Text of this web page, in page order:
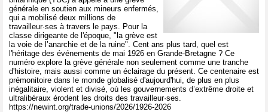
générale en soutien aux mineurs enfermés,
qui a mobilisé deux millions de
travailleur·ses à travers le pays. Pour la
classe dirigeante de l'époque, "la grève est
la voie de l’anarchie et de la ruine". Cent ans plus tard, quel est
l'héritage des événements de mai 1926 en Grande-Bretagne ? Ce
numéro explore la grève générale non seulement comme une tranche
d'histoire, mais aussi comme un éclairage du présent. Ce centenaire est
prémonitoire dans le monde globalisé d'aujourd'hui, de plus en plus
inégalitaire, violent et divisé, où les gouvernements d’extrême droite et
ultralibéraux érodent les droits des travailleur·ses.
https://newint.org/trade-unions/2026/1926-2026